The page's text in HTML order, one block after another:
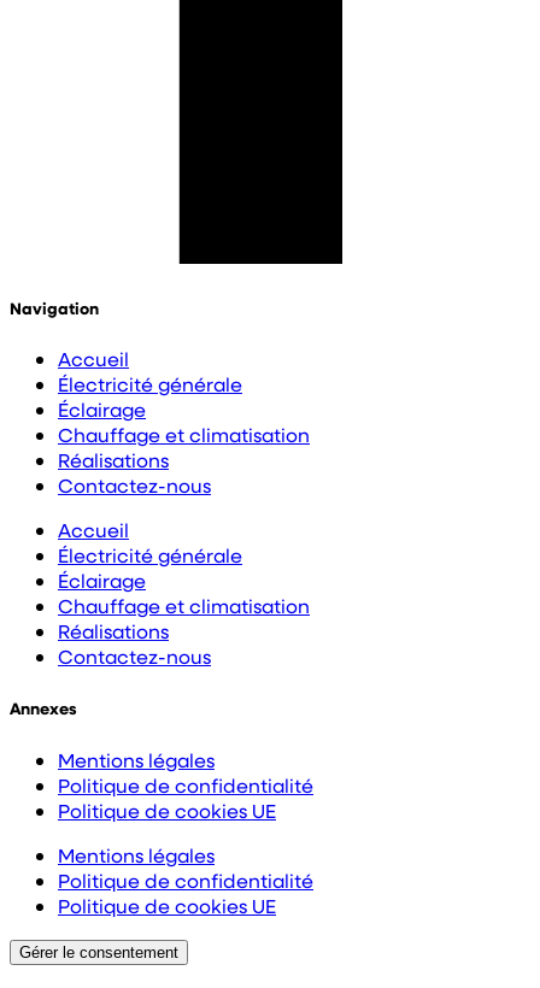
Navigation
Accueil
Électricité générale
Éclairage
Chauffage et climatisation
Réalisations
Contactez-nous
Accueil
Électricité générale
Éclairage
Chauffage et climatisation
Réalisations
Contactez-nous
Annexes
Mentions légales
Politique de confidentialité
Politique de cookies UE
Mentions légales
Politique de confidentialité
Politique de cookies UE
Gérer le consentement